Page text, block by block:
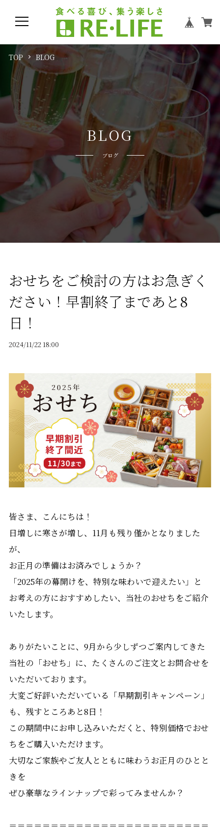
BLOG
ブログ
TOP BLOG
おせちをご検討の方はお急ぎく
ださい！早割終了まであと8
日！
2024/11/22 18:00
皆さま、こんにちは！
日増しに寒さが増し、11月も残り僅かとなりました
が、
お正月の準備はお済みでしょうか？
「2025年の幕開けを、特別な味わいで迎えたい」と
お考えの方におすすめしたい、当社のおせちをご紹介
いたします。
ありがたいことに、9月から少しずつご案内してきた
当社の「おせち」に、たくさんのご注文とお問合せを
いただいております。
大変ご好評いただいている「早期割引キャンペーン」
も、残すところあと8日！
この期間中にお申し込みいただくと、特別価格でおせ
ちをご購入いただけます。
大切なご家族やご友人とともに味わうお正月のひとと
きを
ぜひ豪華なラインナップで彩ってみませんか？
＝＝＝＝＝＝＝＝＝＝＝＝＝＝＝＝＝＝＝＝＝＝＝＝